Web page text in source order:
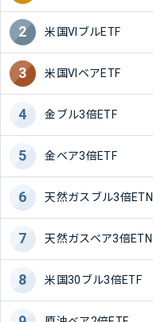
米国VIブルETF
米国VIベアETF
金ブル3倍ETF
金ベア3倍ETF
天然ガスブル3倍ETN
天然ガスベア3倍ETN
米国30ブル3倍ETF